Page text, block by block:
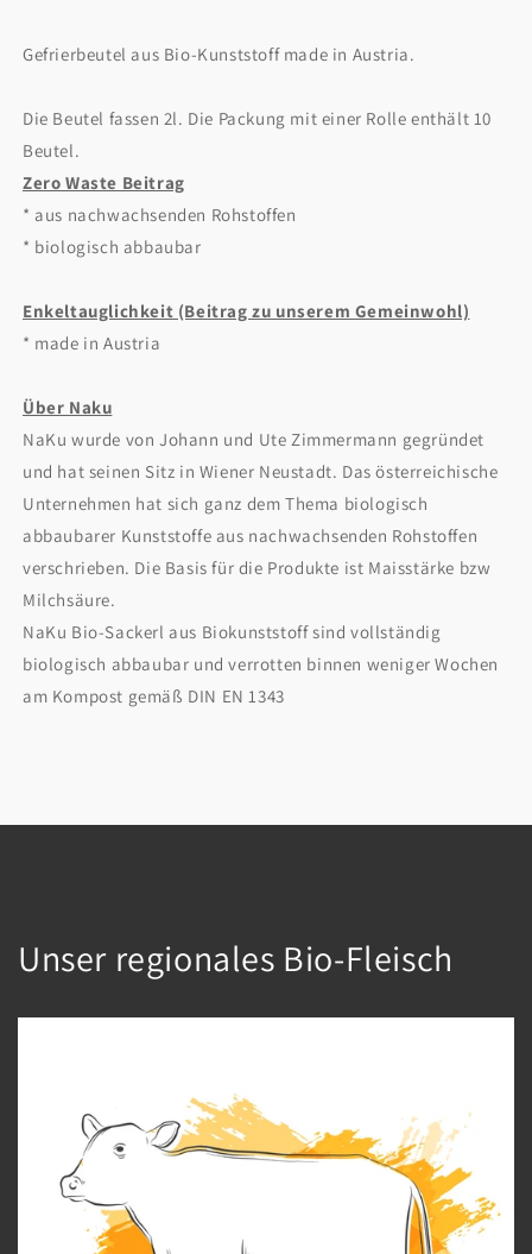
Gefrierbeutel aus Bio-Kunststoff made in Austria.
Die Beutel fassen 2l. Die Packung mit einer Rolle enthält 10
Beutel.
Zero Waste Beitrag
* aus nachwachsenden Rohstoffen
* biologisch abbaubar
Enkeltauglichkeit (Beitrag zu unserem Gemeinwohl)
* made in Austria
Über Naku
NaKu wurde von Johann und Ute Zimmermann gegründet
und hat seinen Sitz in Wiener Neustadt. Das österreichische
Unternehmen hat sich ganz dem Thema biologisch
abbaubarer Kunststoffe aus nachwachsenden Rohstoffen
verschrieben. Die Basis für die Produkte ist Maisstärke bzw
Milchsäure.
NaKu Bio-Sackerl aus Biokunststoff sind vollständig
biologisch abbaubar und verrotten binnen weniger Wochen
am Kompost gemäß DIN EN 1343
Unser regionales Bio-Fleisch